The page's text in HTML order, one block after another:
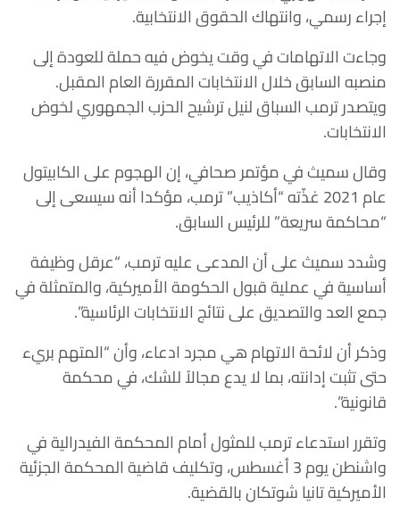
إجراء رسمي، وانتهاك الحقوق الانتخابية.
وجاءت الاتهامات في وقت يخوض فيه حملة للعودة إلى
منصبه السابق خلال الانتخابات المقررة العام المقبل.
ويتصدر ترمب السباق لنيل ترشيح الحزب الجمهوري لخوض
الانتخابات.
وقال سميث في مؤتمر صحافي، إن الهجوم على الكابيتول
عام 2021 غذّته “أكاذيب” ترمب، مؤكدا أنه سيسعى إلى
“محاكمة سريعة” للرئيس السابق.
وشدد سميث على أن المدعى عليه ترمب، “عرقل وظيفة
أساسية في عملية قبول الحكومة الأميركية، والمتمثلة في
جمع العد والتصديق على نتائج الانتخابات الرئاسية”.
وذكر أن لائحة الاتهام هي مجرد ادعاء، وأن “المتهم بريء
حتى تثبت إدانته، بما لا يدع مجالاً للشك، في محكمة
قانونية”.
وتقرر استدعاء ترمب للمثول أمام المحكمة الفيدرالية في
واشنطن يوم 3 أغسطس، وتكليف قاضية المحكمة الجزئية
الأميركية تانيا شوتكان بالقضية.